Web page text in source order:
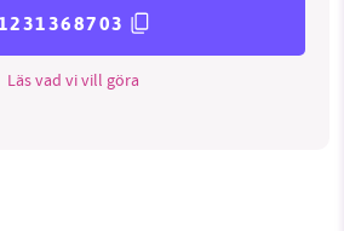
Läs vad vi vill göra